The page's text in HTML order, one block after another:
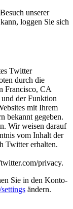
unserer
loggen Sie sich
Twitter
durch die
Francisco, CA
der Funktion
mit Ihrem
bekannt gegeben.
Wir weisen darauf
vom Inhalt der
Twitter erhalten.
privacy.
Sie in den Konto-
ändern.